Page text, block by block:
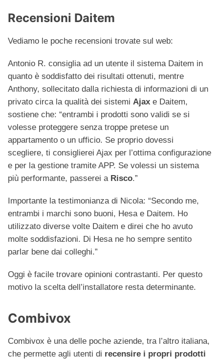
Recensioni Daitem
Vediamo le poche recensioni trovate sul web:
Antonio R. consiglia ad un utente il sistema Daitem in
quanto è soddisfatto dei risultati ottenuti, mentre
Anthony, sollecitato dalla richiesta di informazioni di un
privato circa la qualità dei sistemi Ajax e Daitem,
sostiene che: “entrambi i prodotti sono validi se si
volesse proteggere senza troppe pretese un
appartamento o un ufficio. Se proprio dovessi
scegliere, ti consiglierei Ajax per l’ottima configurazione
e per la gestione tramite APP. Se volessi un sistema
più performante, passerei a Risco.”
Importante la testimonianza di Nicola: “Secondo me,
entrambi i marchi sono buoni, Hesa e Daitem. Ho
utilizzato diverse volte Daitem e direi che ho avuto
molte soddisfazioni. Di Hesa ne ho sempre sentito
parlar bene dai colleghi.”
Oggi è facile trovare opinioni contrastanti. Per questo
motivo la scelta dell’installatore resta determinante.
Combivox
Combivox è una delle poche aziende, tra l’altro italiana,
che permette agli utenti di recensire i propri prodotti